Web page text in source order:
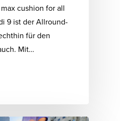
cushion for all
9 ist der Allround-
für den
Mit…